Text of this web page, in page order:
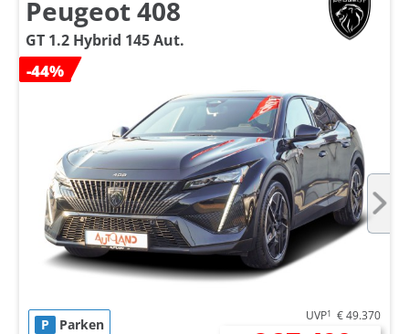
Peugeot 408
GT 1.2 Hybrid 145 Aut.
-44%
P Parken
UVP1 € 49.370